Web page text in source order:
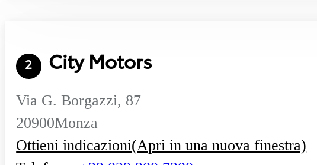
2 City Motors
Via G. Borgazzi, 87
20900Monza
Ottieni indicazioni(Apri in una nuova finestra)